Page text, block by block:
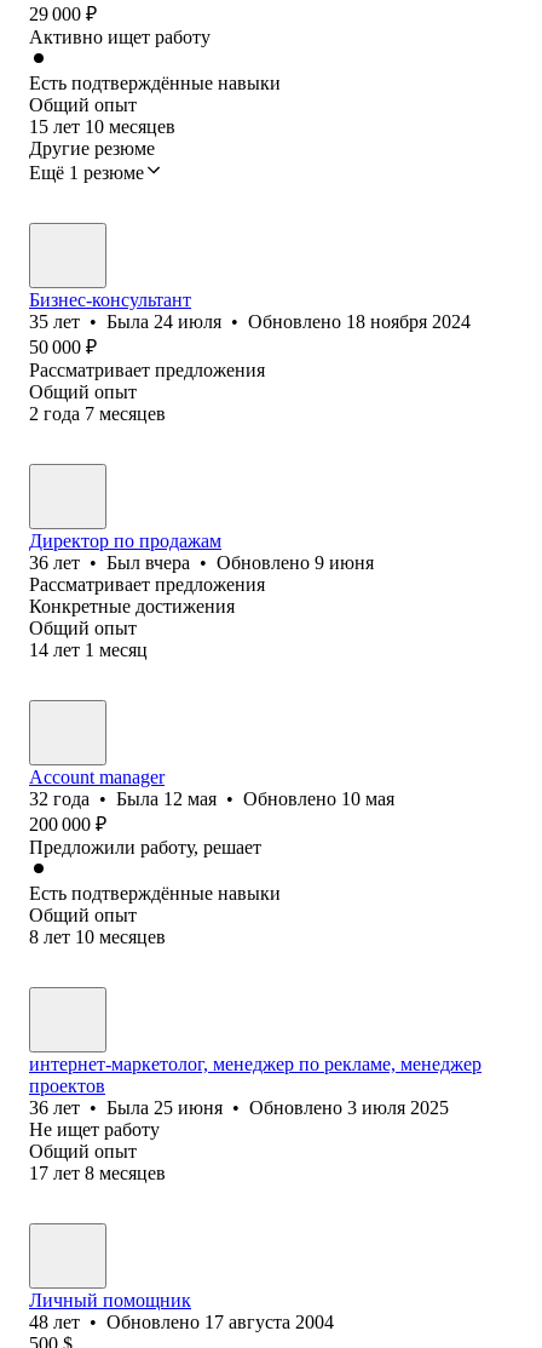
29 000 ₽
Активно ищет работу
Есть подтверждённые навыки
Общий опыт
15 лет 10 месяцев
Другие резюме
Ещё 1 резюме
Бизнес-консультант
35 лет • Была 24 июля • Обновлено 18 ноября 2024
50 000 ₽
Рассматривает предложения
Общий опыт
2 года 7 месяцев
Директор по продажам
36 лет • Был вчера • Обновлено 9 июня
Рассматривает предложения
Конкретные достижения
Общий опыт
14 лет 1 месяц
Account manager
32 года • Была 12 мая • Обновлено 10 мая
200 000 ₽
Предложили работу, решает
Есть подтверждённые навыки
Общий опыт
8 лет 10 месяцев
интернет-маркетолог, менеджер по рекламе, менеджер
проектов
36 лет • Была 25 июня • Обновлено 3 июля 2025
Не ищет работу
Общий опыт
17 лет 8 месяцев
Личный помощник
48 лет • Обновлено 17 августа 2004
500 $